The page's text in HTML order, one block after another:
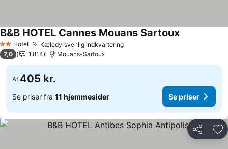
2 Stjerner
Hotel Kæledyrsvenlig indkvartering
B&B HOTEL Cannes Mouans Sartoux
7,0 1.814 Mouans-Sartoux
Af 405 kr.
Se priser fra 11 hjemmesider Se priser
Del